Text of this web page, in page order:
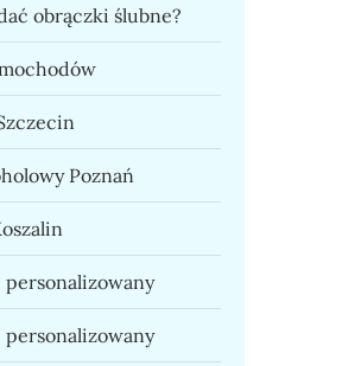
obrączki ślubne?
Poznań
personalizowany
personalizowany